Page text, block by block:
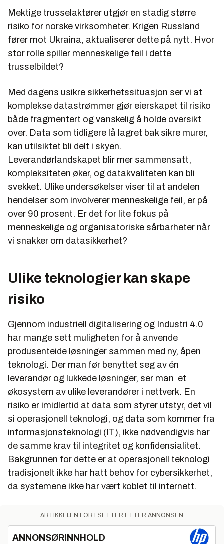
Mektige trusselaktører utgjør en stadig større
risiko for norske virksomheter. Krigen Russland
fører mot Ukraina, aktualiserer dette på nytt. Hvor
stor rolle spiller menneskelige feil i dette
trusselbildet?
Med dagens usikre sikkerhetssituasjon ser vi at
komplekse datastrømmer gjør eierskapet til risiko
både fragmentert og vanskelig å holde oversikt
over. Data som tidligere lå lagret bak sikre murer,
kan utilsiktet bli delt i skyen.
Leverandørlandskapet blir mer sammensatt,
kompleksiteten øker, og datakvaliteten kan bli
svekket. Ulike undersøkelser viser til at andelen
hendelser som involverer menneskelige feil, er på
over 90 prosent. Er det for lite fokus på
menneskelige og organisatoriske sårbarheter når
vi snakker om datasikkerhet?
Ulike teknologier kan skape
risiko
Gjennom industriell digitalisering og Industri 4.0
har mange sett muligheten for å anvende
produsenteide løsninger sammen med ny, åpen
teknologi. Der man før benyttet seg av én
leverandør og lukkede løsninger, ser man et
økosystem av ulike leverandører i nettverk. En
risiko er imidlertid at data som styrer utstyr, det vil
si operasjonell teknologi, og data som kommer fra
informasjonsteknologi (IT), ikke nødvendigvis har
de samme krav til integritet og konfidensialitet.
Bakgrunnen for dette er at operasjonell teknologi
tradisjonelt ikke har hatt behov for cybersikkerhet,
da systemene ikke har vært koblet til internett.
ARTIKKELEN FORTSETTER ETTER ANNONSEN
ANNONSØRINNHOLD